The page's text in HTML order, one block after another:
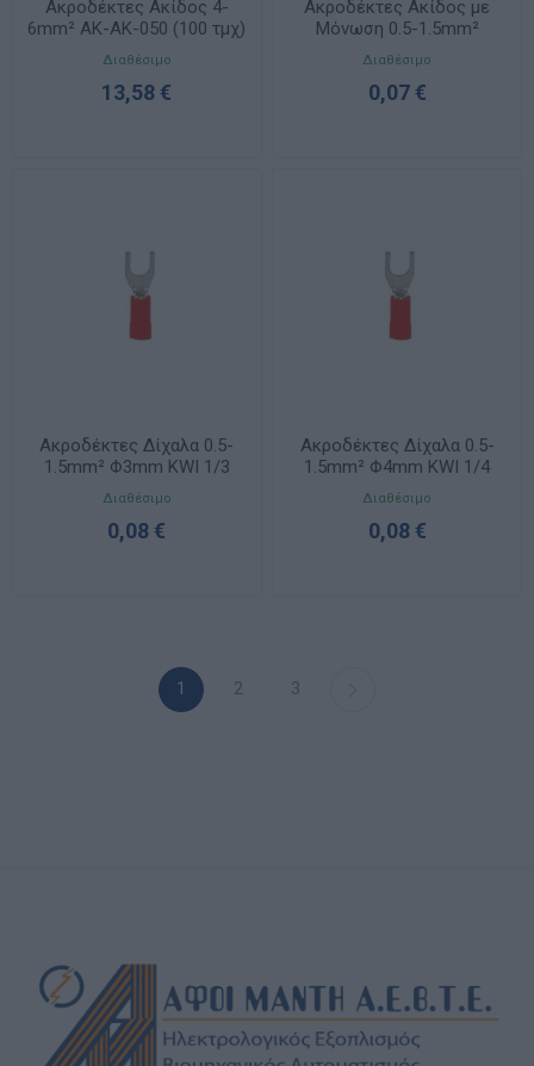
Ακροδέκτες Ακίδος 4-
6mm² ΑΚ-ΑΚ-050 (100 τμχ)
Διαθέσιμο
13,58 €
Ακροδέκτες Ακίδος με
Μόνωση 0.5-1.5mm²
Κόκκινα KII 1-12
Διαθέσιμο
0,07 €
Ακροδέκτες Δίχαλα 0.5-
1.5mm² Φ3mm KWI 1/3
Διαθέσιμο
0,08 €
Ακροδέκτες Δίχαλα 0.5-
1.5mm² Φ4mm KWI 1/4
Διαθέσιμο
0,08 €
1 2 3